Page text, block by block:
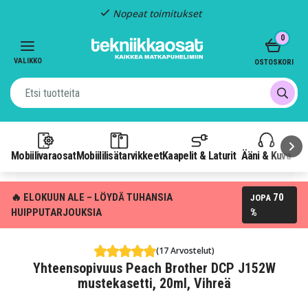
Nopeat toimitukset
VALIKKO
MobiilivaraosatMobiililisätarvikkeetKaapelit & Laturit Ääni & Kuva
0
OSTOSKORI
🔥 ELOKUUN ALE – LÖYDÄ TUHANSIA
HUIPPUTARJOUKSIA
JOPA 70
%
(17 Arvostelut)
Yhteensopivuus Peach Brother DCP J152W
mustekasetti, 20ml, Vihreä